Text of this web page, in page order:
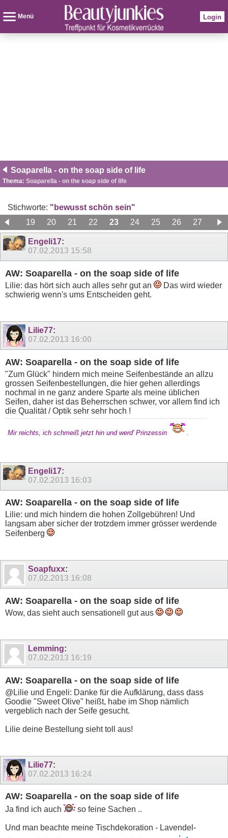
Menü Login
Soaparella - on the soap side of life
Thema: Soaparella - on the soap side of life
Stichworte: "bewusst schön sein"
18
19 20 21 22 23 24 25 26 27
28
38
39
Engeli17:
07.02.2013 15:58
AW: Soaparella - on the soap side of life
Lilie: das hört sich auch alles sehr gut an
Das wird wieder
schwierig wenn's ums Entscheiden geht.
Lilie77:
07.02.2013 16:00
AW: Soaparella - on the soap side of life
"Zum Glück" hindern mich meine Seifenbestände an allzu
grossen Seifenbestellungen, die hier gehen allerdings
nochmal in ne ganz andere Sparte als meine üblichen
Seifen, daher ist das Beherrschen schwer, vor allem find ich
die Qualität / Optik sehr sehr hoch !
Mir reichts, ich schmeiß jetzt hin und werd' Prinzessin
Engeli17:
07.02.2013 16:03
AW: Soaparella - on the soap side of life
Lilie: und mich hindern die hohen Zollgebühren! Und
langsam aber sicher der trotzdem immer grösser werdende
Seifenberg
Soapfuxx:
07.02.2013 16:08
AW: Soaparella - on the soap side of life
Wow, das sieht auch sensationell gut aus
Lemming:
07.02.2013 16:19
AW: Soaparella - on the soap side of life
@Lilie und Engeli: Danke für die Aufklärung, dass dass
Goodie "Sweet Olive" heißt, habe im Shop nämlich
vergeblich nach der Seife gesucht.
Lilie deine Bestellung sieht toll aus!
Lilie77:
07.02.2013 16:24
AW: Soaparella - on the soap side of life
Ja find ich auch so feine Sachen ..
Und man beachte meine Tischdekoration - Lavendel-